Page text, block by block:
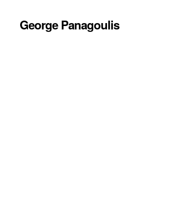
George Panagoulis